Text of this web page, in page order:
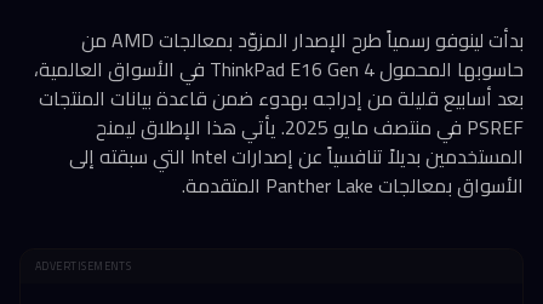
بدأت لينوفو رسمياً طرح الإصدار المزوّد بمعالجات AMD من
حاسوبها المحمول ThinkPad E16 Gen 4 في الأسواق العالمية،
بعد أسابيع قليلة من إدراجه بهدوء ضمن قاعدة بيانات المنتجات
PSREF في منتصف مايو 2025. يأتي هذا الإطلاق ليمنح
المستخدمين بديلاً تنافسياً عن إصدارات Intel التي سبقته إلى
الأسواق بمعالجات Panther Lake المتقدمة.
ADVERTISEMENTS